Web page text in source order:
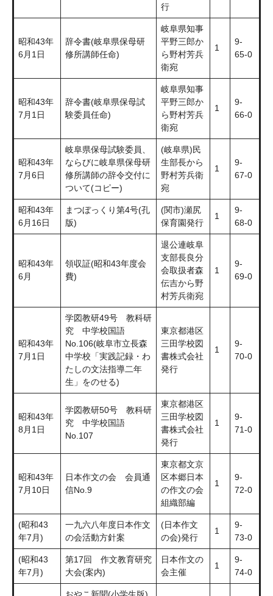
行
昭和43年
6月1日
辞令書(岐阜県保母研
修所講師任命)
岐阜県知事
平野三郎か
ら野村芳兵
衛宛
1
9-
65-0
昭和43年
7月1日
辞令書(岐阜県保母試
験委員任命)
岐阜県知事
平野三郎か
ら野村芳兵
衛宛
1
9-
66-0
昭和43年
7月6日
岐阜県保母試験委員、
ならびに岐阜県保母研
修所講師の辞令交付に
ついて(コピー)
(岐阜県)民
生部長から
野村芳兵衛
宛
1
9-
67-0
昭和43年
6月16日
まつぼっくり第4号(孔
版)
(関市)瀬尻
保育園発行
1
9-
68-0
昭和43年
6月
領収証(昭和43年度会
費)
退公連岐阜
支部長良分
会取扱者森
伝吉から野
村芳兵衛宛
1
9-
69-0
昭和43年
7月1日
学図教研49号 教科研
究 中学校国語
No.106(岐阜市立長森
中学校「実践記録・わ
たしの文法指導二年
生」をのせる)
東京都港区
三田学校図
書株式会社
発行
1
9-
70-0
昭和43年
8月1日
学図教研50号 教科研
究 中学校国語
No.107
東京都港区
三田学校図
書株式会社
発行
1
9-
71-0
昭和43年
7月10日
日本作文の会 会員通
信No.9
東京都文京
区本郷日本
の作文の会
組織部編
1
9-
72-0
(昭和43
年7月)
一九六八年度日本作文
の会活動方針案
(日本作文
の会)発行
1
9-
73-0
(昭和43
年7月)
第17回 作文教育研究
大会(案内)
日本作文の
会主催
1
9-
74-0